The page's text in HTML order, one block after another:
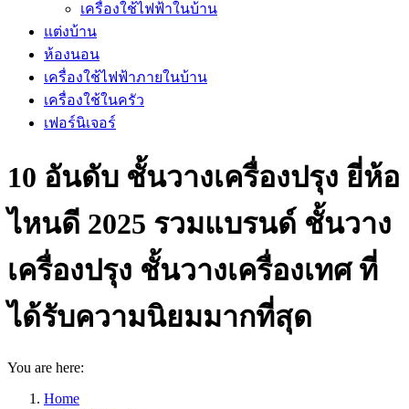
เครื่องใช้ไฟฟ้าในบ้าน
แต่งบ้าน
ห้องนอน
เครื่องใช้ไฟฟ้าภายในบ้าน
เครื่องใช้ในครัว
เฟอร์นิเจอร์
10 อันดับ ชั้นวางเครื่องปรุง ยี่ห้อ
ไหนดี 2025 รวมแบรนด์ ชั้นวาง
เครื่องปรุง ชั้นวางเครื่องเทศ ที่
ได้รับความนิยมมากที่สุด
You are here:
Home